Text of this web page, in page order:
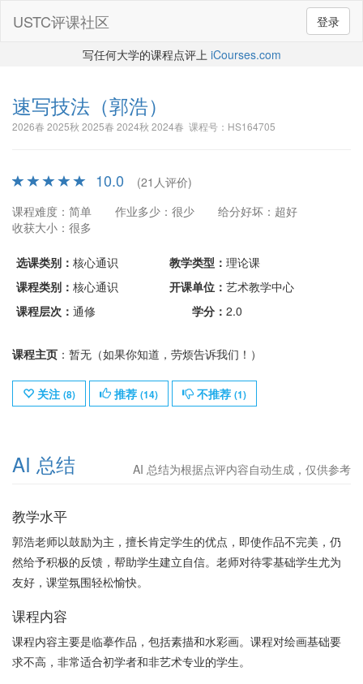
登录
USTC评课社区
写任何大学的课程点评上 iCourses.com
速写技法 （郭浩）
2026春 2025秋 2025春 2024秋 2024春 课程号：HS164705
10.0
(21人评价)
课程难度：简单
作业多少：很少
给分好坏：超好
收获大小：很多
选课类别： 核心通识 教学类型： 理论课
课程类别： 核心通识 开课单位： 艺术教学中心
课程层次： 通修 学分： 2.0
课程主页 ：暂无（如果你知道，劳烦告诉我们！）
关注 (8) 推荐 (14) 不推荐 (1)
AI 总结 AI 总结为根据点评内容自动生成，仅供参考
教学水平
郭浩老师以鼓励为主，擅长肯定学生的优点，即使作品不完美，仍
然给予积极的反馈，帮助学生建立自信。老师对待零基础学生尤为
友好，课堂氛围轻松愉快。
课程内容
课程内容主要是临摹作品，包括素描和水彩画。课程对绘画基础要
求不高，非常适合初学者和非艺术专业的学生。